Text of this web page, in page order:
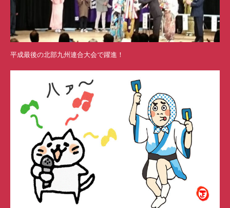
平成最後の北部九州連合大会で躍進！